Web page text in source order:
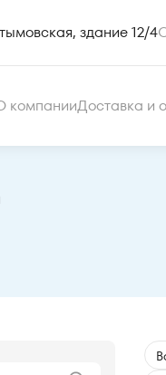
здание 12/4
компанииДоставка и